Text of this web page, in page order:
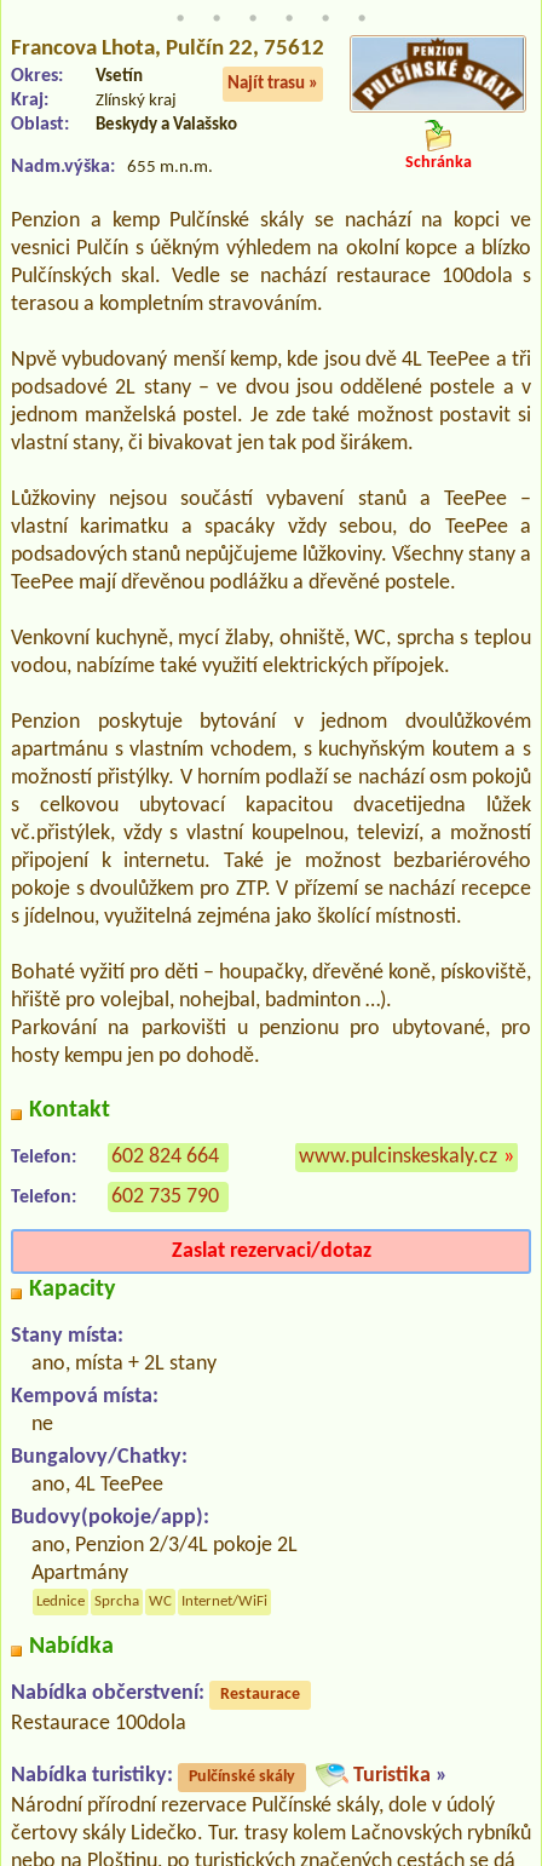
Francova Lhota, Pulčín 22, 75612
Najít trasu »
Okres: Vsetín
Kraj: Zlínský kraj
Oblast: Beskydy a Valašsko
Nadm.výška: 655 m.n.m. Schránka
Penzion a kemp Pulčínské skály se nachází na kopci ve
vesnici Pulčín s úěkným výhledem na okolní kopce a blízko
Pulčínských skal. Vedle se nachází restaurace 100dola s
terasou a kompletním stravováním.
Npvě vybudovaný menší kemp, kde jsou dvě 4L TeePee a tři
podsadové 2L stany – ve dvou jsou oddělené postele a v
jednom manželská postel. Je zde také možnost postavit si
vlastní stany, či bivakovat jen tak pod širákem.
Lůžkoviny nejsou součástí vybavení stanů a TeePee –
vlastní karimatku a spacáky vždy sebou, do TeePee a
podsadových stanů nepůjčujeme lůžkoviny. Všechny stany a
TeePee mají dřevěnou podlážku a dřevěné postele.
Venkovní kuchyně, mycí žlaby, ohniště, WC, sprcha s teplou
vodou, nabízíme také využití elektrických přípojek.
Penzion poskytuje bytování v jednom dvoulůžkovém
apartmánu s vlastním vchodem, s kuchyňským koutem a s
možností přistýlky. V horním podlaží se nachází osm pokojů
s celkovou ubytovací kapacitou dvacetijedna lůžek
vč.přistýlek, vždy s vlastní koupelnou, televizí, a možností
připojení k internetu. Také je možnost bezbariérového
pokoje s dvoulůžkem pro ZTP. V přízemí se nachází recepce
s jídelnou, využitelná zejména jako školící místnosti.
Bohaté vyžití pro děti – houpačky, dřevěné koně, pískoviště,
hřiště pro volejbal, nohejbal, badminton …).
Parkování na parkovišti u penzionu pro ubytované, pro
hosty kempu jen po dohodě.
Kontakt
Telefon: 602 824 664
Telefon: 602 735 790
www.pulcinskeskaly.cz »
Zaslat rezervaci/dotaz
Kapacity
Stany místa:
ano, místa + 2L stany
Kempová místa:
ne
Bungalovy/Chatky:
ano, 4L TeePee
Budovy(pokoje/app):
ano, Penzion 2/3/4L pokoje 2L
Apartmány
Lednice Sprcha WC Internet/WiFi
Nabídka
Nabídka občerstvení: Restaurace
Restaurace 100dola
Nabídka turistiky: Pulčínské skály Turistika »
Národní přírodní rezervace Pulčínské skály, dole v údolý
čertovy skály Lidečko. Tur. trasy kolem Lačnovských rybníků
nebo na Ploštinu, po turistických značených cestách se dá